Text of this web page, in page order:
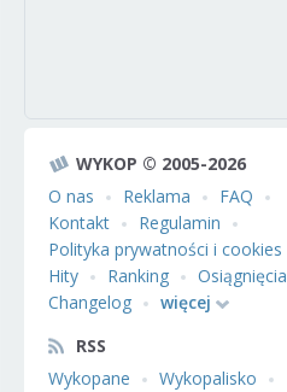
WYKOP © 2005-2026
O nas
Reklama
FAQ
Kontakt
Regulamin
Polityka prywatności i cookies
Hity
Ranking
Osiągnięcia
Changelog
więcej
RSS
Wykopane
Wykopalisko